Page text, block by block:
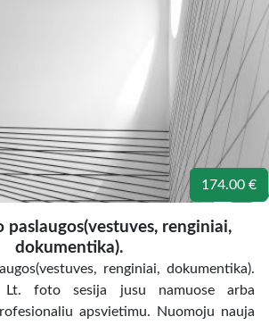
174.00 €
paslaugos(vestuves, renginiai,
dokumentika).
renginiai, dokumentika).
foto sesija jusu namuose arba
apsvietimu. Nuomoju nauja